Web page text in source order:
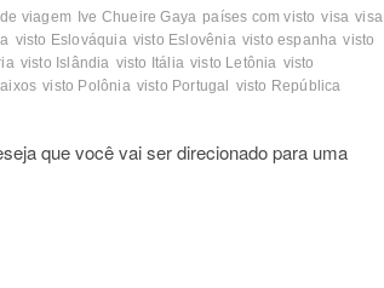
viagem Ive Chueire Gaya países com visto visa visa
visto Eslováquia visto Eslovênia visto espanha visto
visto Islândia visto Itália visto Letônia visto
visto Polônia visto Portugal
visto República
que você vai ser direcionado para uma